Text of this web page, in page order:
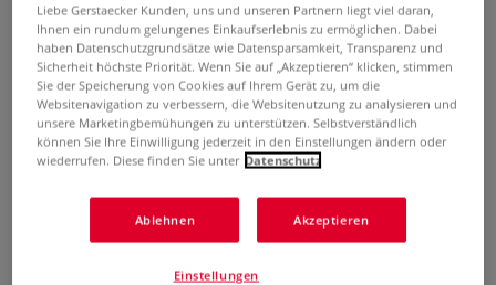
Antik-Papyrus
2 Bewertungen
Antik-Papyrus in einem rustikalen, warmen Braunton.
Dieses Naturprodukt bietet viele gestalterischen
Möglichkeiten. Lieferbar in mehreren Formaten. Preis pro
Mehr
Liebe Gerstaecker Kunden, uns und unseren Partnern liegt viel daran,
Ihnen ein rundum gelungenes Einkaufserlebnis zu ermöglichen. Dabei
haben Datenschutzgrundsätze wie Datensparsamkeit, Transparenz und
Sicherheit höchste Priorität. Wenn Sie auf „Akzeptieren“ klicken, stimmen
Sie der Speicherung von Cookies auf Ihrem Gerät zu, um die
Websitenavigation zu verbessern, die Websitenutzung zu analysieren und
unsere Marketingbemühungen zu unterstützen. Selbstverständlich
können Sie Ihre Einwilligung jederzeit in den Einstellungen ändern oder
wiederrufen. Diese finden Sie unter Datenschutz
Ablehnen Akzeptieren
Einstellungen